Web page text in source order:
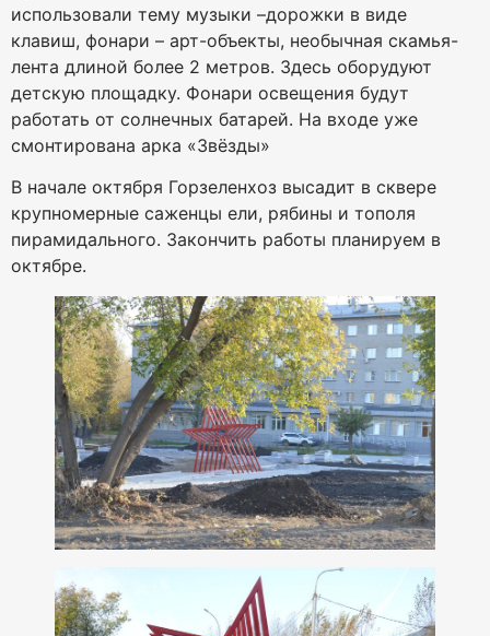
использовали тему музыки –дорожки в виде
клавиш, фонари – арт-объекты, необычная скамья-
лента длиной более 2 метров. Здесь оборудуют
детскую площадку. Фонари освещения будут
работать от солнечных батарей. На входе уже
смонтирована арка «Звёзды»
В начале октября Горзеленхоз высадит в сквере
крупномерные саженцы ели, рябины и тополя
пирамидального. Закончить работы планируем в
октябре.